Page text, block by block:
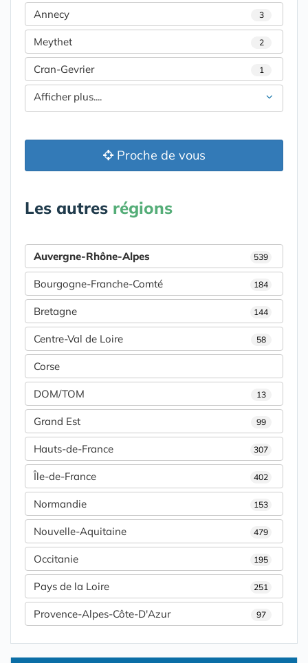
Annecy 3
Meythet 2
Cran-Gevrier 1
Afficher plus....
Proche de vous
Les autres régions
Auvergne-Rhône-Alpes 539
Bourgogne-Franche-Comté 184
Bretagne 144
Centre-Val de Loire 58
Corse
DOM/TOM 13
Grand Est 99
Hauts-de-France 307
Île-de-France 402
Normandie 153
Nouvelle-Aquitaine 479
Occitanie 195
Pays de la Loire 251
Provence-Alpes-Côte-D'Azur 97